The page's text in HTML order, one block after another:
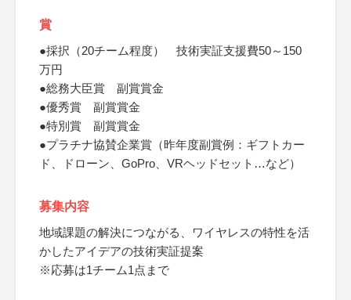
賞
●採択（20チーム程度） 技術実証支援費50～150
万円
●総務大臣賞 副賞賞金
●優秀賞 副賞賞金
●特別賞 副賞賞金
●プラチナ協賛企業賞（昨年度副賞例：ギフトカー
ド、ドローン、GoPro、VRヘッドセット…など）
募集内容
地域課題の解決につながる、ワイヤレスの特性を活
かしたアイデアの技術実証提案
※応募は1チーム1点まで